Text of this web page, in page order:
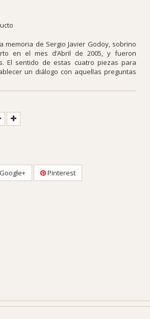
de Sergio Javier Godoy, sobrino
en el mes d’Abril de 2005, y fueron
El sentido de estas cuatro piezas para
un diálogo con aquellas preguntas
Google+ Pinterest